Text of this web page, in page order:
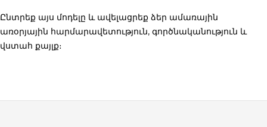
Ընտրեք այս մոդելը և ավելացրեք ձեր ամառային
առօրյային հարմարավետություն, գործնականություն և
վստահ քայլք։